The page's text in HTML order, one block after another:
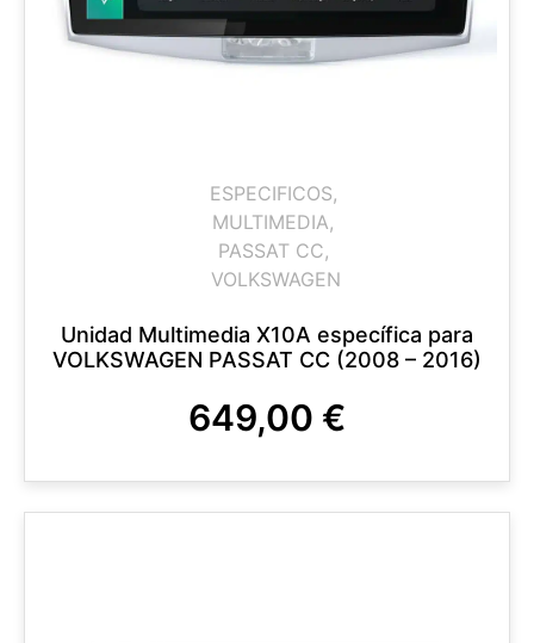
ESPECIFICOS,
MULTIMEDIA,
PASSAT CC,
VOLKSWAGEN
Unidad Multimedia X10A específica para
VOLKSWAGEN PASSAT CC (2008 – 2016)
649,00 €